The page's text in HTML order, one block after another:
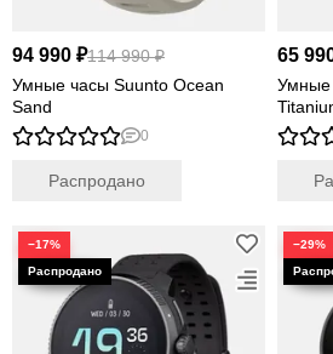
94 990 ₽114 990 ₽
Умные часы Suunto Ocean
Sand
0
Распродано
65
Умные
−17% −29%